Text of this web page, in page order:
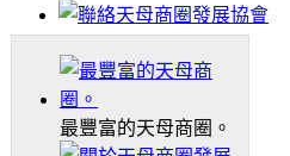
最豐富的天母商圈。